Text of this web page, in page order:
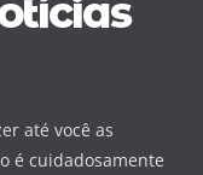
até você as
é cuidadosamente